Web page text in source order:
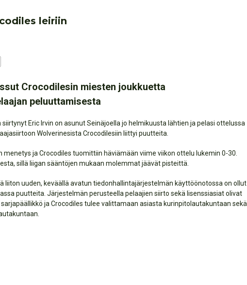
leiriin
Crocodilesin miesten joukkuetta
peluuttamisesta
Eric Irvin on asunut Seinäjoella jo helmikuusta lähtien ja pelasi ottelussa
Wolverinesista Crocodilesiin liittyi puutteita.
menetys ja Crocodiles tuomittiin häviämään viime viikon ottelu lukemin 0-30.
sillä liigan sääntöjen mukaan molemmat jäävät pisteittä.
liiton uuden, keväällä avatun tiedonhallintajärjestelmän käyttöönotossa on ollut
puutteita. Järjestelmän perusteella pelaajien siirto sekä lisenssiasiat olivat
ja Crocodiles tulee valittamaan asiasta kurinpitolautakuntaan sekä